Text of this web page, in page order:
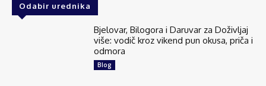
Odabir urednika
Bjelovar, Bilogora i Daruvar za Doživljaj
više: vodič kroz vikend pun okusa, priča i
odmora
Blog